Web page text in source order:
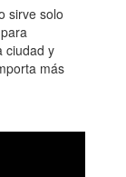
sirve solo
ciudad y
más